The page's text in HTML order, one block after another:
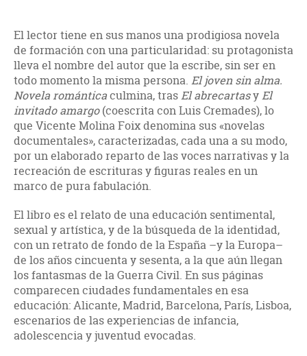
El lector tiene en sus manos una prodigiosa novela
de formación con una particularidad: su protagonista
lleva el nombre del autor que la escribe, sin ser en
todo momento la misma persona. El joven sin alma.
Novela románticaculmina, trasEl abrecartasyEl
invitado amargo(coescrita con Luis Cremades), lo
que Vicente Molina Foix denomina sus «novelas
documentales», caracterizadas, cada una a su modo,
por un elaborado reparto de las voces narrativas y la
recreación de escrituras y figuras reales en un
marco de pura fabulación.
El libro es el relato de una educación sentimental,
sexual y artística, y de la búsqueda de la identidad,
con un retrato de fondo de la España –y la Europa–
de los años cincuenta y sesenta, a la que aún llegan
los fantasmas de la Guerra Civil. En sus páginas
comparecen ciudades fundamentales en esa
educación: Alicante, Madrid, Barcelona, París, Lisboa,
escenarios de las experiencias de infancia,
adolescencia y juventud evocadas.